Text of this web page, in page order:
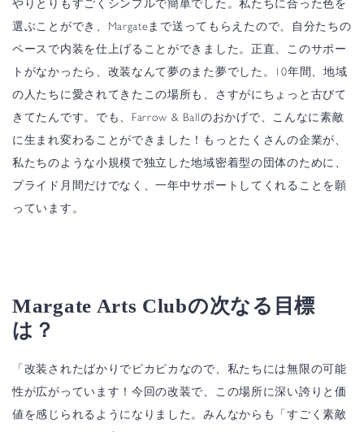
やりとりもすごくシンプルで簡単でした。私たちに合った色を
選ぶことができ、Margateまで送ってもらえたので、自分たちの
ペースで内装を仕上げることができました。正直、このサポー
トがなかったら、改装なんて夢のまた夢でした。10年間、地域
の人たちに愛されてきたこの場所も、さすがにちょっと古びて
きてたんです。でも、Farrow & Ballのおかげで、こんなに素敵
に生まれ変わることができました！もっとたくさんの企業が、
私たちのような小規模で独立した地域密着型の団体のために、
プライド月間だけでなく、一年中サポートしてくれることを願
っています。
Margate Arts Clubの次なる目標
は？
「改装されたばかりでピカピカなので、私たちには無限の可能
性が広がっています！今回の改装で、この場所に深い誇りと価
値を感じられるようになりました。みんなからも「すごく素敵